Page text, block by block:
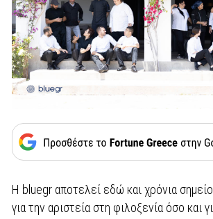
Η bluegr αποτελεί εδώ και χρόνια
για την αριστεία στη φιλοξενία όσο και